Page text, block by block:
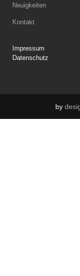
Neuigkeiten
Kontakt
Impressum
Datenschutz
by